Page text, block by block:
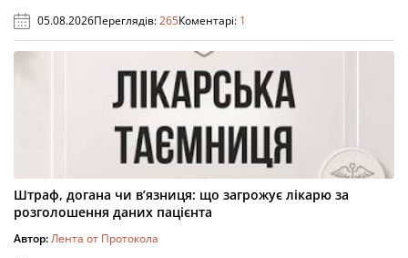
05.08.2026Переглядів:265Коментарі: 1
Штраф, догана чи в’язниця: що загрожує лікарю за
розголошення даних пацієнта
Автор:Лента от Протокола